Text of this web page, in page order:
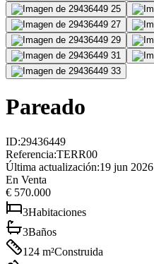
Pareado
ID:29436449
Referencia:TERR00
Última actualización:19 jun 2026
En Venta
€ 570.000
3Habitaciones
3Baños
124 m²Construida